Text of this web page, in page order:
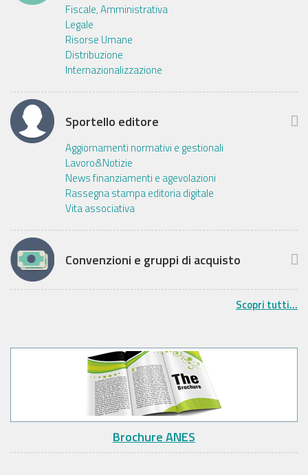
Fiscale, Amministrativa
Legale
Risorse Umane
Distribuzione
Internazionalizzazione
Sportello editore
Aggiornamenti normativi e gestionali
Lavoro&Notizie
News finanziamenti e agevolazioni
Rassegna stampa editoria digitale
Vita associativa
Convenzioni e gruppi di acquisto
Scopri tutti...
Brochure ANES